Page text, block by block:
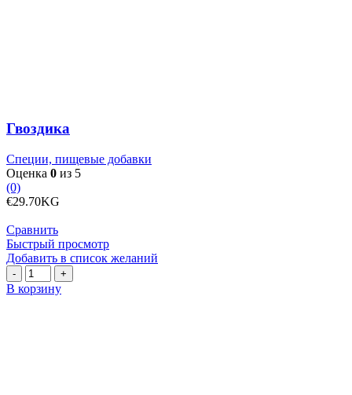
Гвоздика
Специи, пищевые добавки
Оценка 0 из 5
(0)
€29.70KG
Сравнить
Быстрый просмотр
Добавить в список желаний
Количество
товара
Грецкие
В корзину